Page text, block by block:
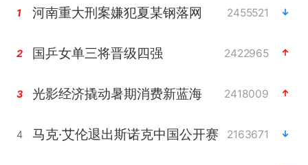
1 河南重大刑案嫌犯夏某钢落网 2455521
2 国乒女单三将晋级四强 2422965
3 光影经济撬动暑期消费新蓝海 2418009
4 马克·艾伦退出斯诺克中国公开赛 2163671